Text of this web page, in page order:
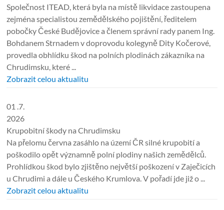
Společnost ITEAD, která byla na místě likvidace zastoupena
zejména specialistou zemědělského pojištění, ředitelem
pobočky České Budějovice a členem správní rady panem Ing.
Bohdanem Strnadem v doprovodu kolegyně Dity Kočerové,
provedla obhlídku škod na polních plodinách zákazníka na
Chrudimsku, které ...
Zobrazit celou aktualitu
01 .7.
2026
Krupobitní škody na Chrudimsku
Na přelomu června zasáhlo na území ČR silné krupobití a
poškodilo opět významně polní plodiny našich zemědělců.
Prohlídkou škod bylo zjištěno největší poškození v Zaječicích
u Chrudimi a dále u Českého Krumlova. V pořadí jde již o ...
Zobrazit celou aktualitu